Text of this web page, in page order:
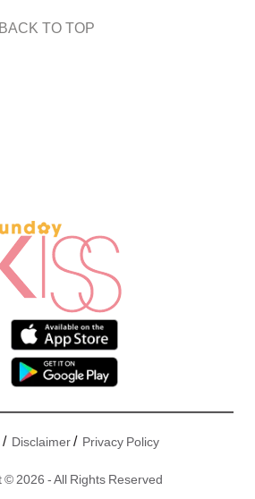
BACK TO TOP
/ Disclaimer/ Privacy Policy
© 2026 - All Rights Reserved